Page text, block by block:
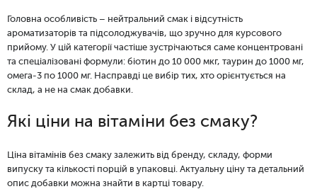
Головна особливість – нейтральний смак і відсутність
ароматизаторів та підсолоджувачів, що зручно для курсового
прийому. У цій категорії частіше зустрічаються саме концентровані
та спеціалізовані формули: біотин до 10 000 мкг, таурин до 1000 мг,
омега-3 по 1000 мг. Насправді це вибір тих, хто орієнтується на
склад, а не на смак добавки.
Які ціни на вітаміни без смаку?
Ціна вітамінів без смаку залежить від бренду, складу, форми
випуску та кількості порцій в упаковці. Актуальну ціну та детальний
опис добавки можна знайти в картці товару.